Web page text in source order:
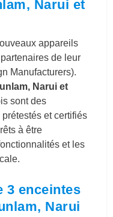
Narui et
appareils
de leur
Manufacturers).
Narui et
sont des
et certifiés
à être
et les